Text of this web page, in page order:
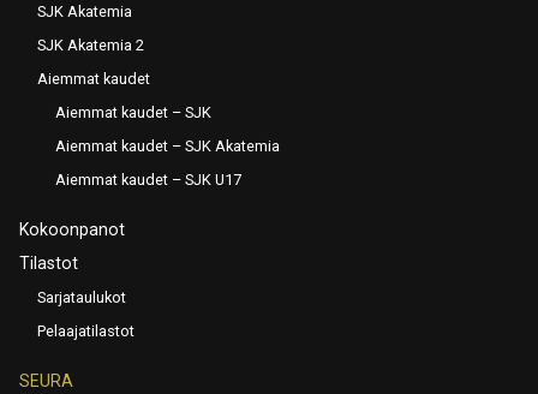
SJK Akatemia
SJK Akatemia 2
Aiemmat kaudet
Aiemmat kaudet – SJK
Aiemmat kaudet – SJK Akatemia
Aiemmat kaudet – SJK U17
Kokoonpanot
Tilastot
Sarjataulukot
Pelaajatilastot
SEURA